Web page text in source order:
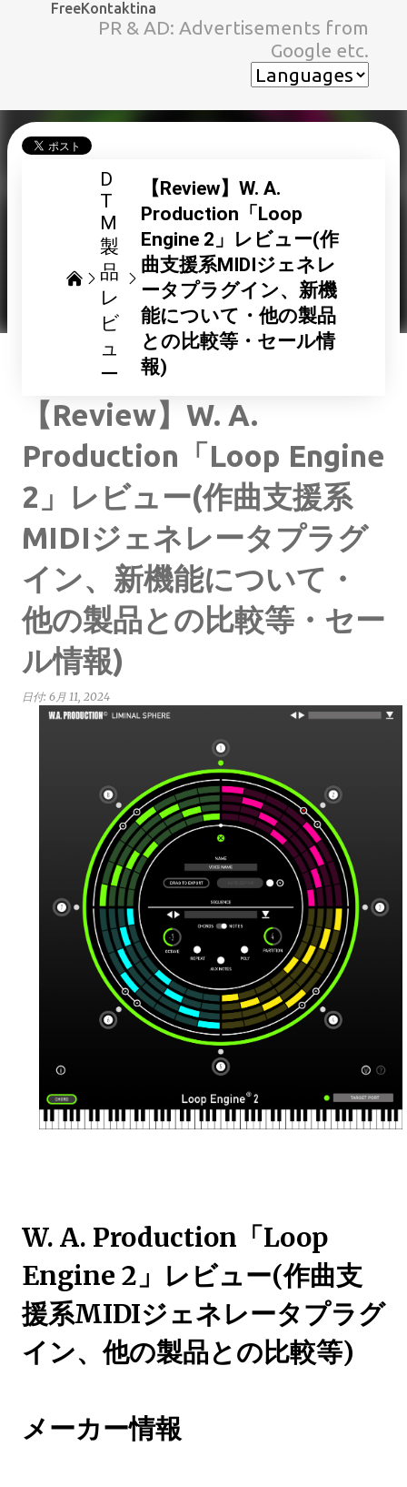
スキップしてメイン コンテンツに移動
FreeKontaktina
PR & AD: Advertisements from
Google etc.
D
T
M
製
品
レ
ビ
ュ
ー
【Review】W. A.
Production「Loop
Engine 2」レビュー(作
曲支援系MIDIジェネレ
ータプラグイン、新機
能について・他の製品
との比較等・セール情
報)
【Review】W. A.
Production「Loop Engine
2」レビュー(作曲支援系
MIDIジェネレータプラグ
イン、新機能について・
他の製品との比較等・セー
ル情報)
日付: 6月 11, 2024
W. A. Production「Loop
Engine 2」レビュー(作曲支
援系MIDIジェネレータプラグ
イン、他の製品との比較等)
メーカー情報